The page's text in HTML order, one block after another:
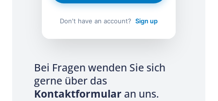
Don't have an account? Sign up
Bei Fragen wenden Sie sich
gerne über das
Kontaktformular an uns.